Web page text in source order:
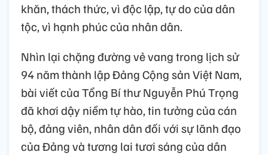
khăn, thách thức, vì độc lập, tự do của dân
tộc, vì hạnh phúc của nhân dân.
Nhìn lại chặng đường vẻ vang trong lịch sử
94 năm thành lập Đảng Cộng sản Việt Nam,
bài viết của Tổng Bí thư Nguyễn Phú Trọng
đã khơi dậy niềm tự hào, tin tưởng của cán
bộ, đảng viên, nhân dân đối với sự lãnh đạo
của Đảng và tương lai tươi sáng của dân